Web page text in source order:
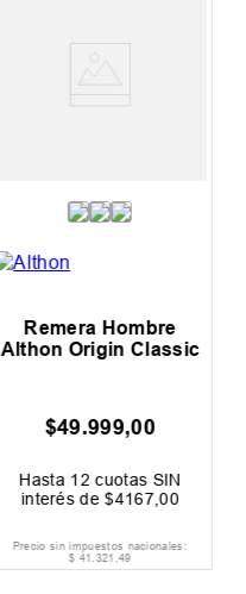
Remera Hombre
Althon Origin Classic
$49.999,00
Hasta 12 cuotas SIN
interés de$4167,00
Precio sin impuestos nacionales:
$ 41.321,49